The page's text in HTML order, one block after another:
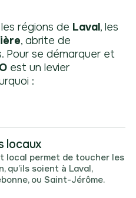
régions de Laval, les
, abrite de
Pour se démarquer et
est un levier
:
locaux
local permet de toucher les
qu’ils soient à Laval,
ou Saint-Jérôme.